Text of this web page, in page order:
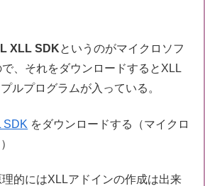
XLL SDKというのがマイクロソフ
で、それをダウンロードするとXLL
ルプログラムが入っている。
SDK をダウンロードする（マイクロ
的にはXLLアドインの作成は出来